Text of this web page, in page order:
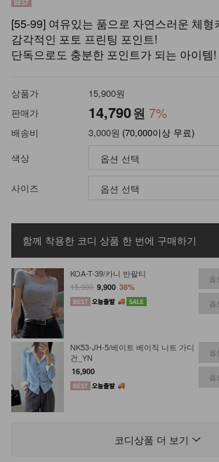
[55-99] 여유있는 품으로 자연스러운 체형
감각적인 포토 프린팅 포인트!
단독으로도 충분한 포인트가 되는 아이템!
상품가
15,900원
판매가
14,790원 7%
배송비 3,000원 (70,000이상 무료)
색상
사이즈
함께 착용한 코디 상품 한 번에 구매하기
KOA-T-39/카니 반팔티
15,900 9,900 38%
NK53-JH-5/베이트 베이직 니트 가디
건_YN
16,900
32,900 15%
코디상품 더 보기